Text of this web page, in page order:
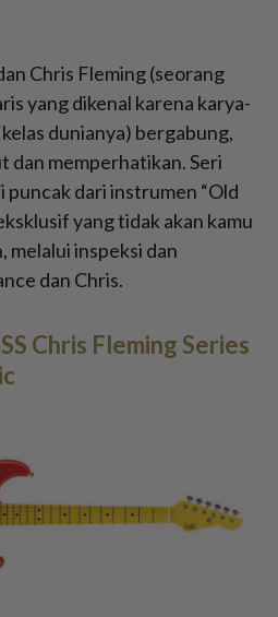
Chris Fleming (seorang
yang dikenal karena karya-
dunianya) bergabung,
dan memperhatikan. Seri
puncak dari instrumen “Old
yang tidak akan kamu
melalui inspeksi dan
dan Chris.
Chris Fleming Series